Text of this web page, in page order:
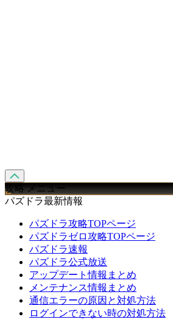
攻略 メニュー
パズドラ最新情報
パズドラ攻略TOPページ
パズドラゼロ攻略TOPページ
パズドラ速報
パズドラ公式放送
アップデート情報まとめ
メンテナンス情報まとめ
通信エラーの原因と対処方法
ログインできない時の対処方法